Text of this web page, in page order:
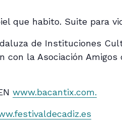
que habito. Suite para
de Instituciones
con la Asociación
www.bacantix.com.